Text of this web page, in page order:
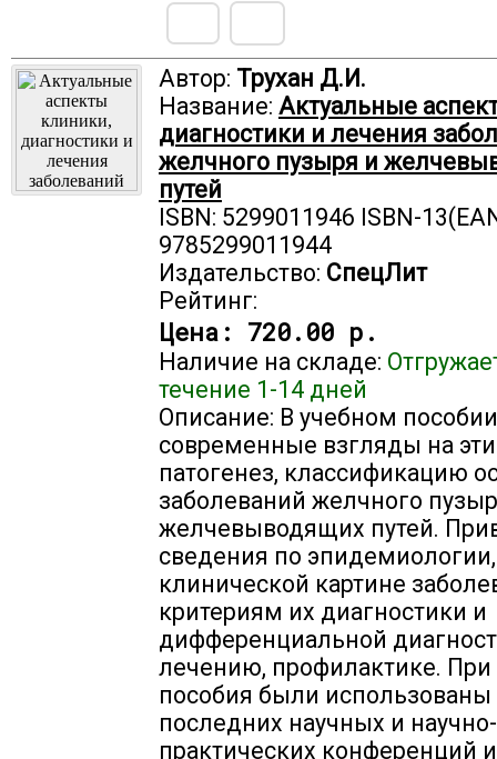
Автор: Трухан Д.И.
Название: Актуальные
диагностики и лечения
желчного пузыря и
путей
ISBN: 5299011946 ISBN-
9785299011944
Издательство: СпецЛит
Рейтинг:
Цена: 720.00 р.
Наличие на складе:
течение 1-14 дней
Описание: В учебном
современные взгляды на
патогенез, классификацию
заболеваний желчного
желчевыводящих путей.
сведения по эпидемиологии,
клинической картине
критериям их диагностики и
дифференциальной
лечению, профилактике. При
пособия были
последних научных и научно-
практических конференций и